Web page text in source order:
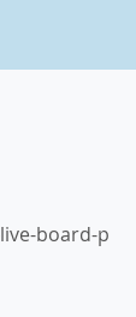
board-p